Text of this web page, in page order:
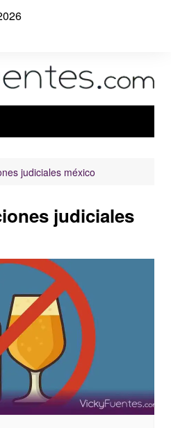
judiciales méxico
judiciales